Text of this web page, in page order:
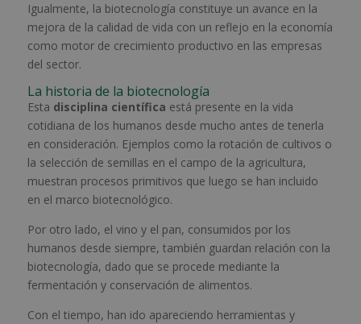
Igualmente, la biotecnología constituye un avance en la
mejora de la calidad de vida con un reflejo en la economía
como motor de crecimiento productivo en las empresas
del sector.
La historia de la biotecnología
Esta disciplina científica está presente en la vida
cotidiana de los humanos desde mucho antes de tenerla
en consideración. Ejemplos como la rotación de cultivos o
la selección de semillas en el campo de la agricultura,
muestran procesos primitivos que luego se han incluido
en el marco biotecnológico.
Por otro lado, el vino y el pan, consumidos por los
humanos desde siempre, también guardan relación con la
biotecnología, dado que se procede mediante la
fermentación y conservación de alimentos.
Con el tiempo, han ido apareciendo herramientas y